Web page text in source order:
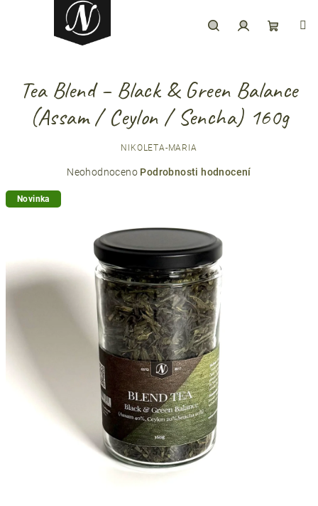
košík
Tea Blend – Black & Green Balance
(Assam / Ceylon / Sencha) 160g
NIKOLETA-MARIA
Průměrné
hvězdiček.
Neohodnoceno Podrobnosti hodnocení
Novinka